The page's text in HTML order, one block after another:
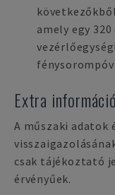
amely egy
Extra információ
A műszaki adatok
csak tájékoztató
érvényűek.